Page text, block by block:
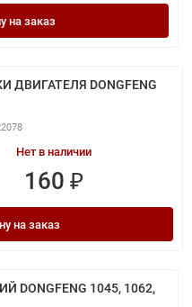
на заказ
DONGFENG
Нет в наличии
160 ₽
на заказ
1045, 1062,